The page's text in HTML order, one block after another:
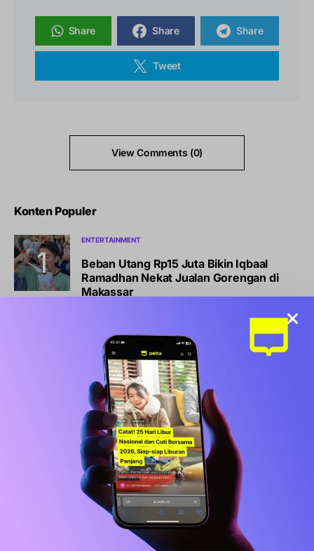
Share Share Share
Tweet
View Comments (0)
Konten Populer
ENTERTAINMENT
Beban Utang Rp15 Juta Bikin Iqbaal
Ramadhan Nekat Jualan Gorengan di
Makassar
Kabar Terbaru BLT Kesra Rp900.000:
Syarat, Cara Cek, dan Jadwal Pencairan
BISNIS LIFESTYLE
Sports Station Gelar Diskon Beli 1 Gratis
1, Ini Syarat dan Cara Klaimnya
OLAHRAGA
Debut Manis Mitchell Baker, Hattrick
Bawa Indonesia Gulung Kamboja 5-1